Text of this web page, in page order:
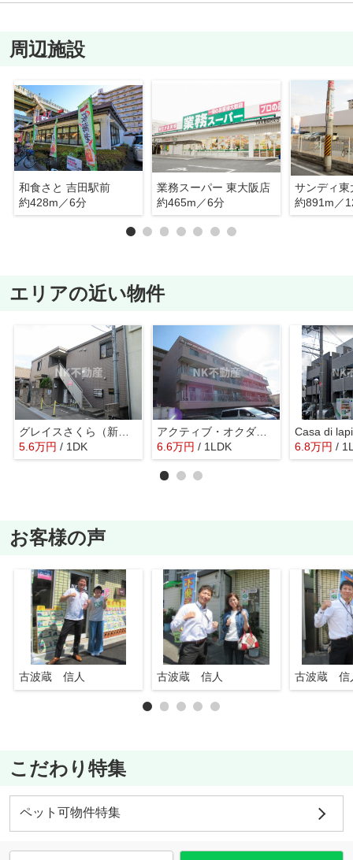
周辺施設
和食さと 吉田駅前
約428m／6分
業務スーパー 東大阪店
約465m／6分
サンディ東
約891m／
エリアの近い物件
グレイスさくら（新石切賃貸）
5.6万円 / 1DK
アクティブ・オクダ（八戸ノ里賃貸）
6.6万円 / 1LDK 6.8万円 /
お客様の声
古波蔵 信人 古波蔵 信人 古波蔵 信
こだわり特集
ペット可物件特集